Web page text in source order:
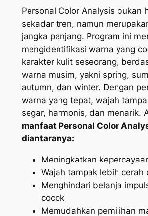
Personal Color Analysis bukan
sekadar tren, namun
jangka panjang. Program ini
mengidentifikasi warna yang
karakter kulit seseorang,
warna musim, yakni spring,
autumn, dan winter. Dengan
warna yang tepat, wajah
segar, harmonis, dan menarik.
manfaat Personal Color
diantaranya:
Meningkatkan
Wajah tampak lebih cerah
Menghindari belanja
cocok
Memudahkan pemilihan